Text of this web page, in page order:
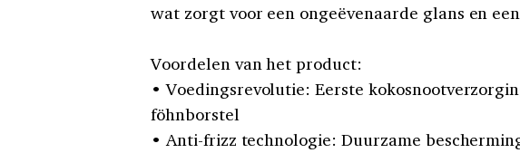
wat zorgt voor een ongeëvenaarde glans en
Voordelen van het product:
• Voedingsrevolutie: Eerste
föhnborstel
• Anti-frizz technologie: Duurzame